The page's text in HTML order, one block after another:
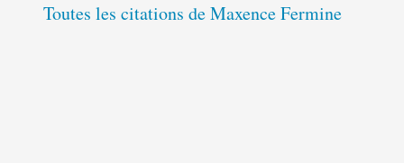
Toutes les citations de Maxence Fermine